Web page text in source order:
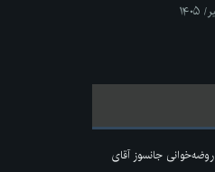
روضه‌خوانی جانسوز آقای